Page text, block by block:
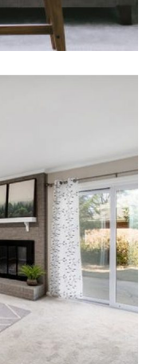
כל מה
תחזוקת
מעוניינים לדעת
המשרד? לפניכם